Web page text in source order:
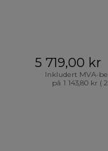
5 719,00 kr
Inkludert MVA-
på 1 143,80 kr (